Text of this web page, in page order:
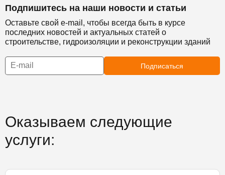
Подпишитесь на наши новости и статьи
Оставьте свой e-mail, чтобы всегда быть в курсе
последних новостей и актуальных статей о
строительстве, гидроизоляции и реконструкции зданий
Подписаться
Оказываем следующие
услуги: